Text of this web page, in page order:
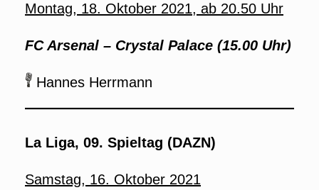
Montag, 18. Oktober 2021, ab 20.50 Uhr
FC Arsenal – Crystal Palace (15.00 Uhr)
Hannes Herrmann
La Liga, 09. Spieltag (DAZN)
Samstag, 16. Oktober 2021